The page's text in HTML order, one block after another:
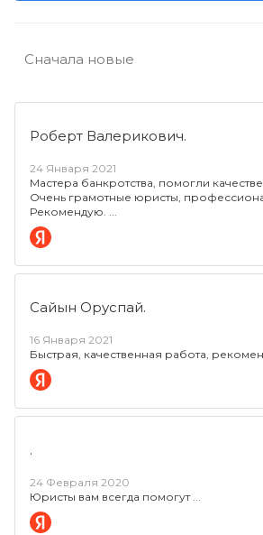
Роберт Валерикович.
24 Января 2021
Мастера банкротства, помогли
Очень грамотные юристы,
Рекомендую.
Сайын Оруспай.
16 Января 2021
Быстрая, качественная работа,
.
24 Февраля 2020
Юристы вам всегда помогут